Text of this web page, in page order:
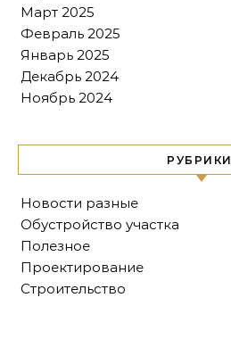
Март 2025
Февраль 2025
Январь 2025
Декабрь 2024
Ноябрь 2024
РУБРИКИ
Новости разные
Обустройство участка
Полезное
Проектирование
Строительство